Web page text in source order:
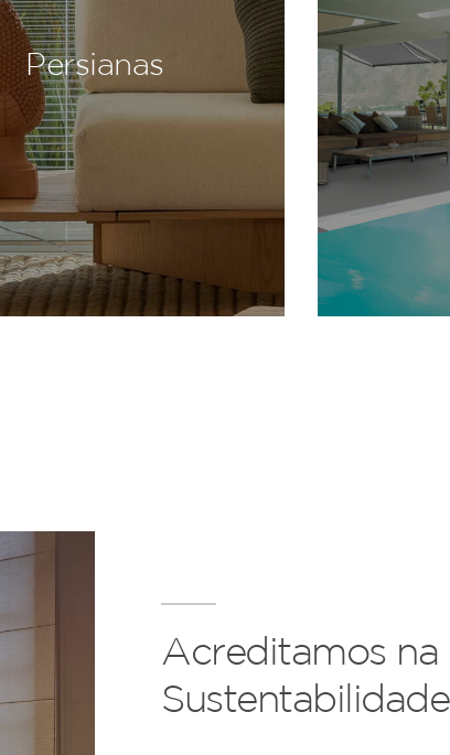
Persianas
Acreditamos na
Sustentabilidade